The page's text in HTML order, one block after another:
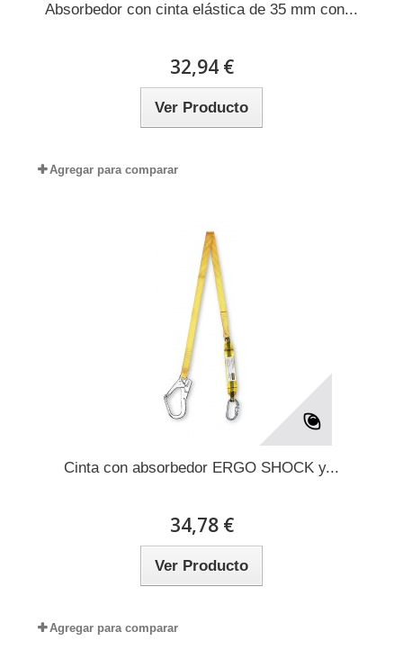
Absorbedor con cinta elástica de 35 mm con...
32,94 €
Ver Producto
Agregar para comparar
Cinta con absorbedor ERGO SHOCK y...
34,78 €
Ver Producto
Agregar para comparar